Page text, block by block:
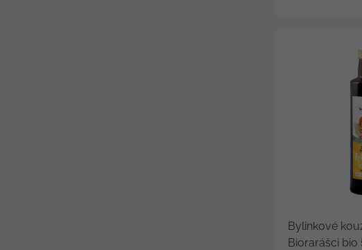
Bylinkové
Biorarášci